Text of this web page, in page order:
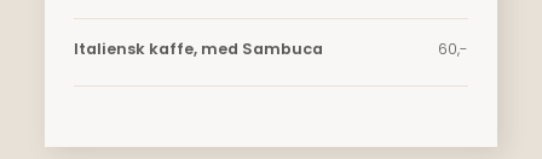
Italiensk kaffe, med Sambuca 60,-